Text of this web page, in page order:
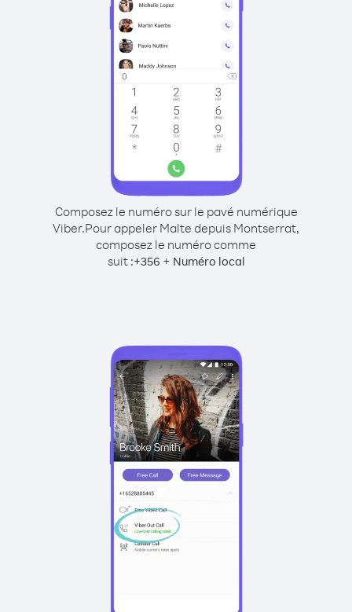
Composez le numéro sur le pavé numérique
Viber.Pour appeler Malte depuis Montserrat,
composez le numéro comme
suit :+356 + Numéro local